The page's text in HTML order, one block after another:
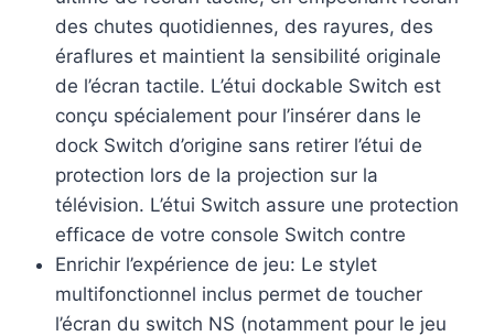
des chutes quotidiennes, des rayures, des
éraflures et maintient la sensibilité originale
de l’écran tactile. L’étui dockable Switch est
conçu spécialement pour l’insérer dans le
dock Switch d’origine sans retirer l’étui de
protection lors de la projection sur la
télévision. L’étui Switch assure une protection
efficace de votre console Switch contre
Enrichir l’expérience de jeu: Le stylet
multifonctionnel inclus permet de toucher
l’écran du switch NS (notamment pour le jeu